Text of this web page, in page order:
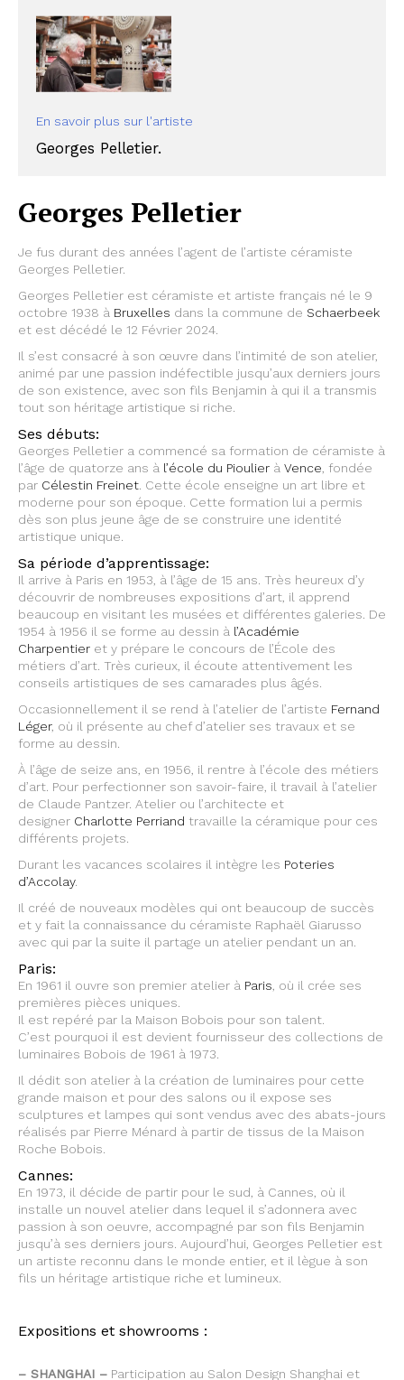
En savoir plus sur l'artiste
Georges Pelletier.
Georges Pelletier
Je fus durant des années l’agent de l’artiste céramiste
Georges Pelletier.
Georges Pelletier est céramiste et artiste français né le 9
octobre 1938 à Bruxelles dans la commune de Schaerbeek
et est décédé le 12 Février 2024.
Il s’est consacré à son œuvre dans l’intimité de son atelier,
animé par une passion indéfectible jusqu’aux derniers jours
de son existence, avec son fils Benjamin à qui il a transmis
tout son héritage artistique si riche.
Ses débuts:
Georges Pelletier a commencé sa formation de céramiste à
l’âge de quatorze ans à l’école du Pioulier à Vence , fondée
par Célestin Freinet . Cette école enseigne un art libre et
moderne pour son époque. Cette formation lui a permis
dès son plus jeune âge de se construire une identité
artistique unique.
Sa période d’apprentissage:
Il arrive à Paris en 1953, à l’âge de 15 ans. Très heureux d’y
découvrir de nombreuses expositions d’art, il apprend
beaucoup en visitant les musées et différentes galeries. De
1954 à 1956 il se forme au dessin à l’Académie
Charpentier et y prépare le concours de l’École des
métiers d’art. Très curieux, il écoute attentivement les
conseils artistiques de ses camarades plus âgés.
Occasionnellement il se rend à l’atelier de l’artiste Fernand
Léger, où il présente au chef d’atelier ses travaux et se
forme au dessin.
À l’âge de seize ans, en 1956, il rentre à l’école des métiers
d’art. Pour perfectionner son savoir-faire, il travail à l’atelier
de Claude Pantzer. Atelier ou l’architecte et
designer Charlotte Perriand travaille la céramique pour ces
différents projets.
Durant les vacances scolaires il intègre les Poteries
d’Accolay.
Il créé de nouveaux modèles qui ont beaucoup de succès
et y fait la connaissance du céramiste Raphaël Giarusso
avec qui par la suite il partage un atelier pendant un an.
Paris:
En 1961 il ouvre son premier atelier à Paris , où il crée ses
premières pièces uniques.
Il est repéré par la Maison Bobois pour son talent.
C’est pourquoi il est devient fournisseur des collections de
luminaires Bobois de 1961 à 1973.
Il dédit son atelier à la création de luminaires pour cette
grande maison et pour des salons ou il expose ses
sculptures et lampes qui sont vendus avec des abats-jours
réalisés par Pierre Ménard à partir de tissus de la Maison
Roche Bobois.
Cannes:
En 1973, il décide de partir pour le sud, à Cannes, où il
installe un nouvel atelier dans lequel il s’adonnera avec
passion à son oeuvre, accompagné par son fils Benjamin
jusqu’à ses derniers jours. Aujourd’hui, Georges Pelletier est
un artiste reconnu dans le monde entier, et il lègue à son
fils un héritage artistique riche et lumineux.
Expositions et showrooms :
– SHANGHAI – Participation au Salon Design Shanghai et